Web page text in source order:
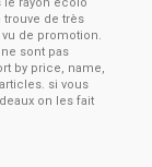
trouve de très
de promotion.
sont pas
by price, name,
si vous
on les fait